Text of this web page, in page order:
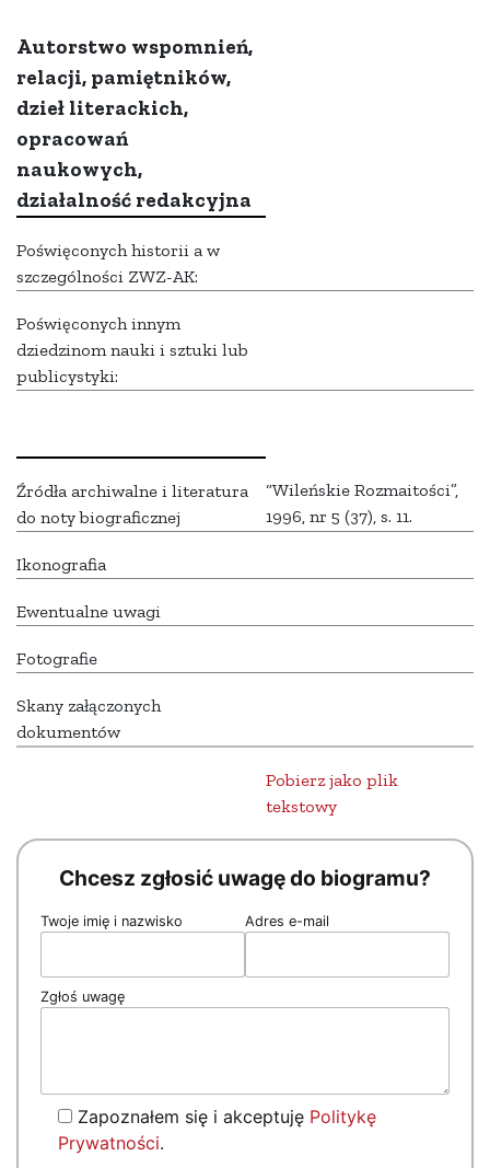
Autorstwo wspomnień,
relacji, pamiętników,
dzieł literackich,
opracowań
naukowych,
działalność redakcyjna
Poświęconych historii a w
szczególności ZWZ-AK:
Poświęconych innym
dziedzinom nauki i sztuki lub
publicystyki:
Źródła archiwalne i literatura
do noty biograficznej
“Wileńskie Rozmaitości”,
1996, nr 5 (37), s. 11.
Ikonografia
Ewentualne uwagi
Fotografie
Skany załączonych
dokumentów
Pobierz jako plik
tekstowy
Chcesz zgłosić uwagę do biogramu?
Twoje imię i nazwisko Adres e-mail
Zgłoś uwagę
Zapoznałem się i akceptuję Politykę
Prywatności.